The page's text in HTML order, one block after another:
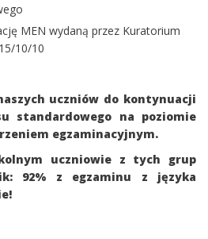
MEN wydaną przez Kuratorium
10/10
uczniów do kontynuacji
standardowego na poziomie
egzaminacyjnym.
uczniowie z tych grup
92% z egzaminu z języka